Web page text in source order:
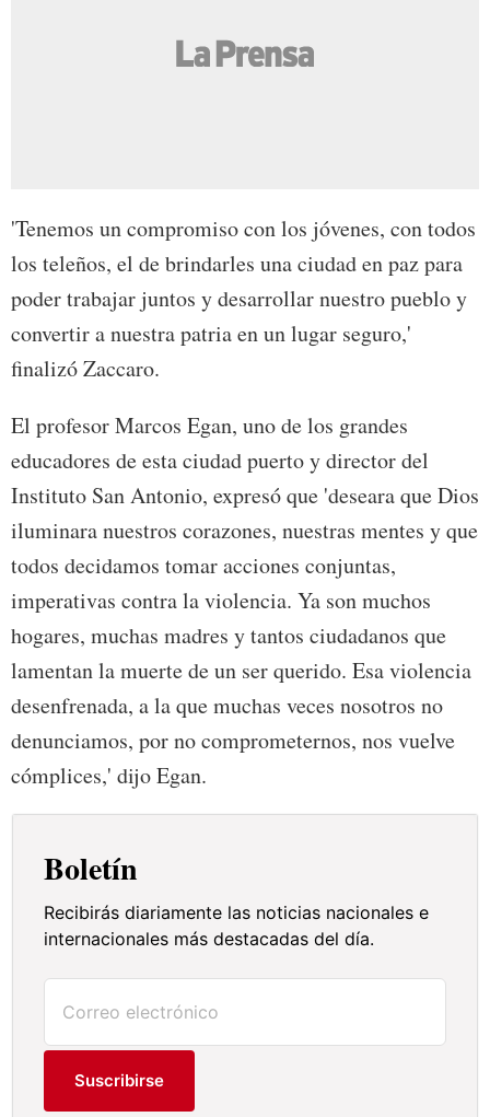
'Tenemos un compromiso con los jóvenes, con todos
los teleños, el de brindarles una ciudad en paz para
poder trabajar juntos y desarrollar nuestro pueblo y
convertir a nuestra patria en un lugar seguro,'
finalizó Zaccaro.
El profesor Marcos Egan, uno de los grandes
educadores de esta ciudad puerto y director del
Instituto San Antonio, expresó que 'deseara que Dios
iluminara nuestros corazones, nuestras mentes y que
todos decidamos tomar acciones conjuntas,
imperativas contra la violencia. Ya son muchos
hogares, muchas madres y tantos ciudadanos que
lamentan la muerte de un ser querido. Esa violencia
desenfrenada, a la que muchas veces nosotros no
denunciamos, por no comprometernos, nos vuelve
cómplices,' dijo Egan.
Boletín
Recibirás diariamente las noticias nacionales e
internacionales más destacadas del día.
Suscribirse